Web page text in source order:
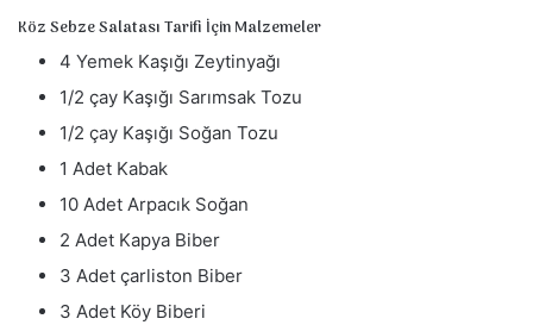
Köz Sebze Salatası Tarifi İçin Malzemeler
4 Yemek Kaşığı Zeytinyağı
1/2 çay Kaşığı Sarımsak Tozu
1/2 çay Kaşığı Soğan Tozu
1 Adet Kabak
10 Adet Arpacık Soğan
2 Adet Kapya Biber
3 Adet çarliston Biber
3 Adet Köy Biberi